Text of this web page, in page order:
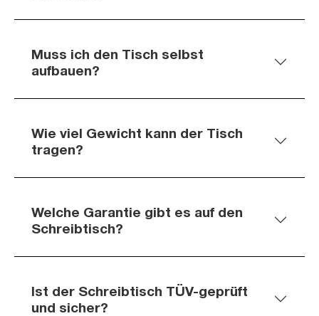
Muss ich den Tisch selbst
aufbauen?
Wie viel Gewicht kann der Tisch
tragen?
Welche Garantie gibt es auf den
Schreibtisch?
Ist der Schreibtisch TÜV-geprüft
und sicher?